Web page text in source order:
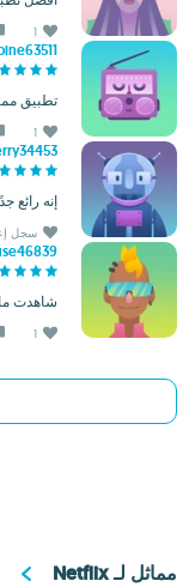
1
تطبيق
1
إنه رائع
سجل
شاهدت
1
مماثل لـ Netflix